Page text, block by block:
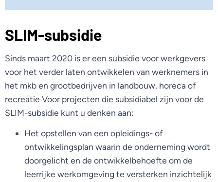
SLIM-subsidie
Sinds maart 2020 is er een subsidie voor werkgevers
voor het verder laten ontwikkelen van werknemers in
het mkb en grootbedrijven in landbouw, horeca of
recreatie Voor projecten die subsidiabel zijn voor de
SLIM-subsidie kunt u denken aan:
Het opstellen van een opleidings- of
ontwikkelingsplan waarin de onderneming wordt
doorgelicht en de ontwikkelbehoefte om de
leerrijke werkomgeving te versterken inzichtelijk